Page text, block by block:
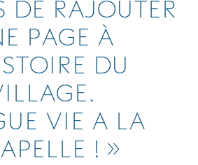
DE RAJOUTER
PAGE À
DU
VIE A LA
! »